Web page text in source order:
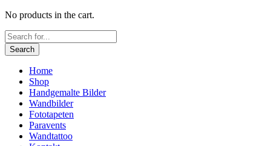
No products in the cart.
Search
Home
Shop
Handgemalte Bilder
Wandbilder
Fototapeten
Paravents
Wandtattoo